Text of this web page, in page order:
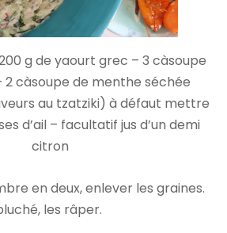
g de yaourt grec – 3 càsoupe
2 càsoupe de menthe séchée
au tzatziki) à défaut mettre
d’ail – facultatif jus d’un demi
citron
en deux, enlever les graines.
les râper.